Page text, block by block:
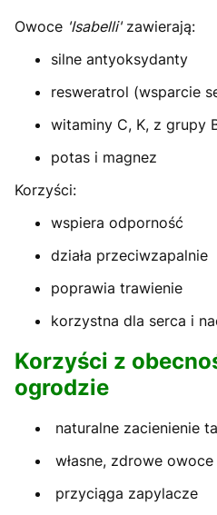
Owoce 'Isabelli'zawierają:
silne antyoksydanty
resweratrol (wsparcie
witaminy C, K, z grupy
potas i magnez
Korzyści:
wspiera odporność
działa przeciwzapalnie
poprawia trawienie
korzystna dla serca i
Korzyści z
ogrodzie
naturalne zacienienie
własne, zdrowe
przyciąga zapylacze